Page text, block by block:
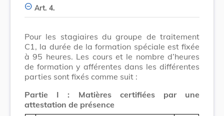
Art. 4.
Pour les stagiaires du groupe de traitement
C1, la durée de la formation spéciale est fixée
à 95 heures. Les cours et le nombre d’heures
de formation y afférentes dans les différentes
parties sont fixés comme suit :
Partie I : Matières certifiées par une
attestation de présence